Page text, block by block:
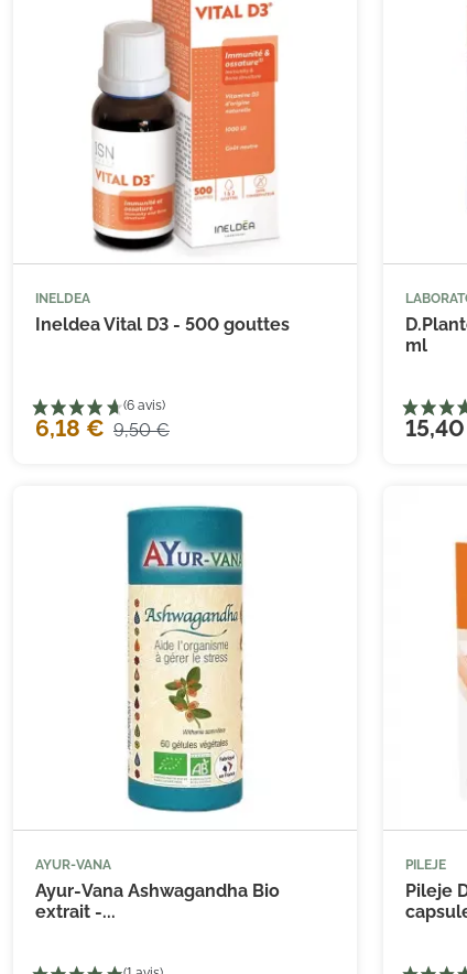
INELDEA
Ineldea Vital D3 - 500 gouttes
6,18 € 9,50 €
ml
AYUR-VANA
Ayur-Vana Ashwagandha Bio
extrait -...

PILEJE
Pileje